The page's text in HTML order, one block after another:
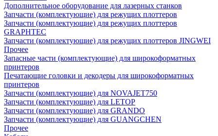
Дополнительное оборудование для лазерных станков
Запчасти (комплектующие) для режущих плоттеров
Запчасти (комплектующие) для режущих плоттеров
GRAPHTEC
Запчасти (комплектующие) для режущих плоттеров JINGWEI
Прочее
Запасные части (комплектующие) для широкоформатных
принтеров
Печатающие головки и декодеры для широкоформатных
принтеров
Запчасти (комплектующие) для NOVAJET750
Запчасти (комплектующие) для LETOP
Запчасти (комплектующие) для GRANDO
Запчасти (комплектующие) для GUANGCHEN
Прочее